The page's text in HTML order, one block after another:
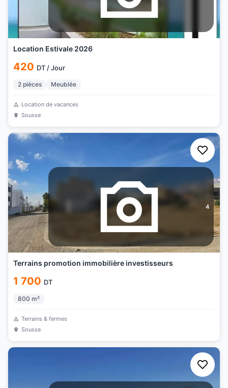
Location Estivale 2026
420 DT /Jour
2 pièces Meublée
Location de vacances
Sousse
4
Terrains promotion immobilière investisseurs
1 700 DT
800 m²
Terrains & fermes
Sousse